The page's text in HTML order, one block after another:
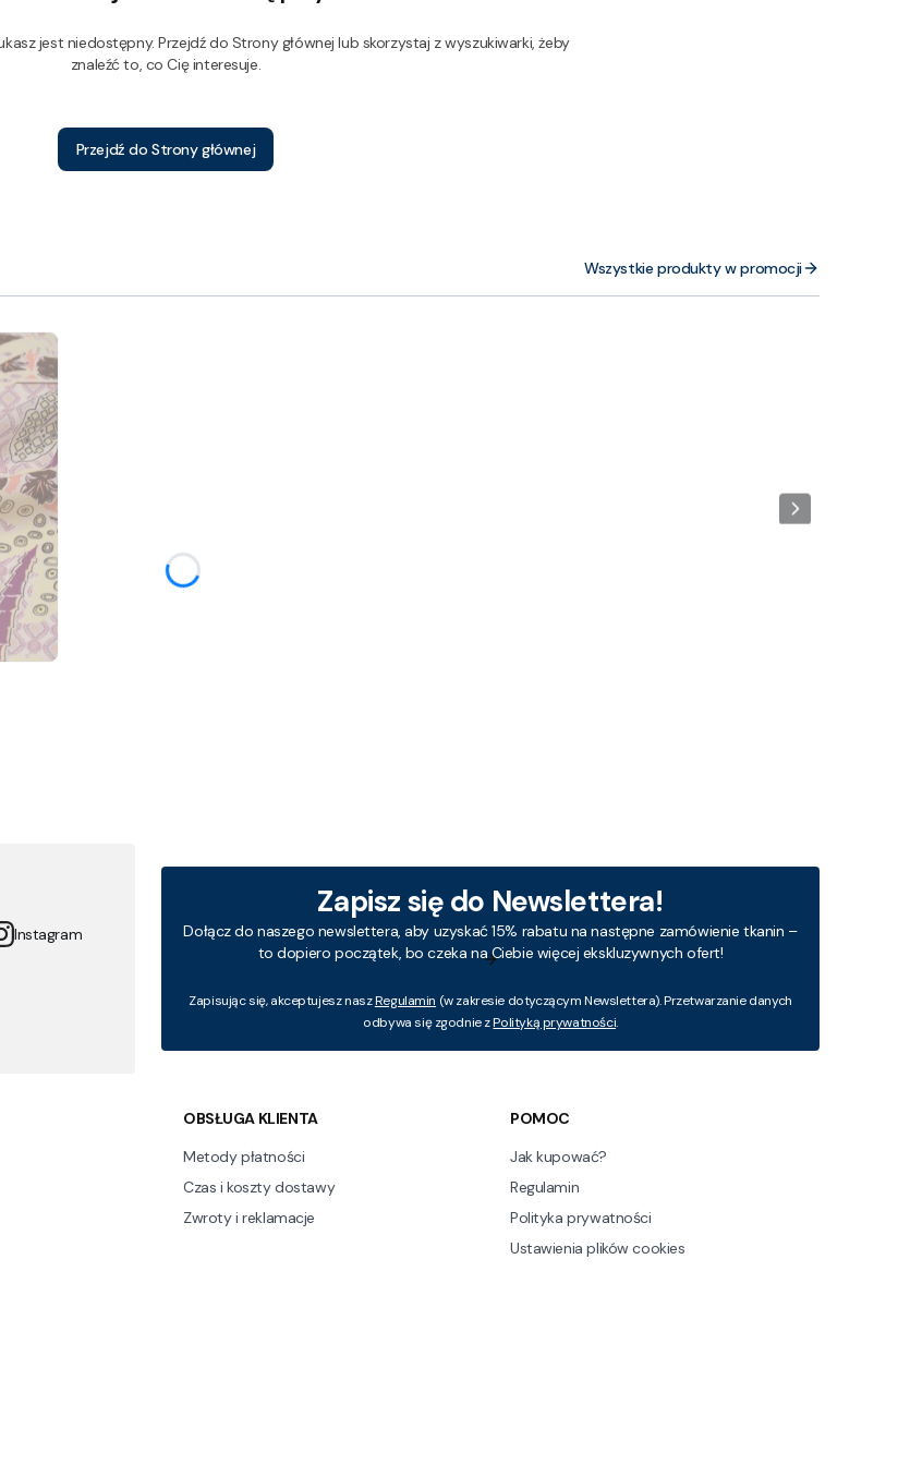
jest niedostępny. Przejdź do Strony głównej lub skorzystaj z wyszukiwarki, żeby
znaleźć to, co Cię interesuje.
Przejdź do Strony głównej
Wszystkie produkty w promocji
Instagram
Zapisz się do Newslettera!
Dołącz do naszego newslettera, aby uzyskać 15% rabatu na następne zamówienie tkanin –
to dopiero początek, bo czeka na Ciebie więcej ekskluzywnych ofert!
Zapisując się, akceptujesz naszRegulamin (w zakresie dotyczącym Newslettera). Przetwarzanie danych
odbywa się zgodnie zPolityką prywatności.
OBSŁUGA KLIENTA
Metody płatności
Czas i koszty dostawy
Zwroty i reklamacje
POMOC
Jak kupować?
Regulamin
Polityka prywatności
Ustawienia plików cookies